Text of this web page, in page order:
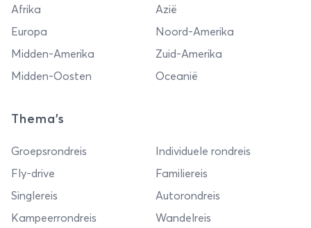
Afrika
Azië
Europa
Noord-Amerika
Midden-Amerika
Zuid-Amerika
Midden-Oosten
Oceanië
Thema's
Groepsrondreis
Individuele rondreis
Fly-drive
Familiereis
Singlereis
Autorondreis
Kampeerrondreis
Wandelreis